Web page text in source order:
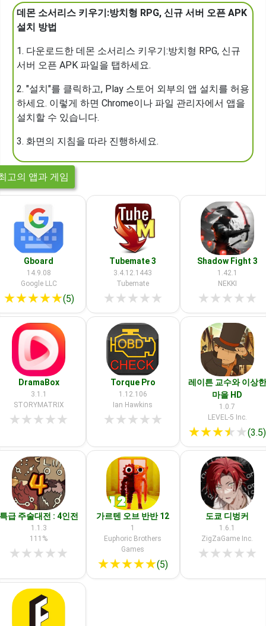
데몬 소서리스 키우기:방치형 RPG, 신규 서버 오픈 APK
설치 방법
1. 다운로드한 데몬 소서리스 키우기:방치형 RPG, 신규
서버 오픈 APK 파일을 탭하세요.
2. "설치"를 클릭하고, Play 스토어 외부의 앱 설치를 허용
하세요. 이렇게 하면 Chrome이나 파일 관리자에서 앱을
설치할 수 있습니다.
3. 화면의 지침을 따라 진행하세요.
고의 앱과 게임
Gboard
14.9.08
Google LLC
★★★★★(5)
Tubemate 3
3.4.12.1443
Tubemate
★★★★★
Shadow Fight 3
1.42.1
NEKKI
★★★★★
DramaBox
3.1.1
STORYMATRIX
★★★★★
Torque Pro
1.12.106
Ian Hawkins
★★★★★
레이튼 교수와 이상한
마을 HD
1.0.7
LEVEL-5 Inc.
★★★★★(3.5)
급 주술대전 : 4인전
1.1.3
111%
★★★★★
가르텐 오브 반반 12
1
Euphoric Brothers
Games
★★★★★(5)
도쿄 디벙커
1.6.1
ZigZaGame Inc.
★★★★★